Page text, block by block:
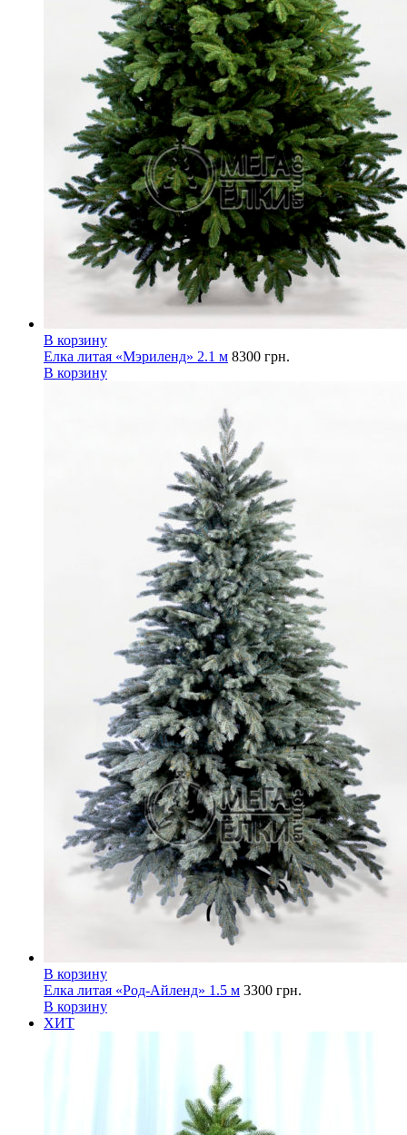
В корзину
Елка литая «Мэриленд» 2.1 м 8300 грн.
В корзину
В корзину
Елка литая «Род-Айленд» 1.5 м 3300 грн.
В корзину
ХИТ